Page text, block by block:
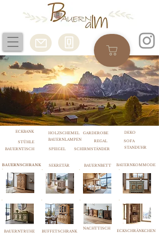
BAUERNTISCH SPIEGEL SCHIRMSTÄNDER
BAUERNSCHRANK SEKRETÄR
BAUERNTRUHE BUFFETSCHRANK
BAUERNBETT
NACHTTISCH
STANDUHR
BAUERNKOMMODE
ECKSCHRÄNKCHEN
BAUERNLAMPEN REGAL SOFA
ECKBANK
STÜHLE
HOLZSCHEMEL GARDEROBE DEKO